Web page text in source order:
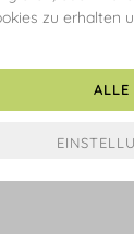
zu erhalten
ALLE